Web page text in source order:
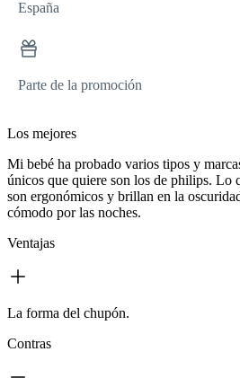
España
Parte de la promoción
Los mejores
Mi bebé ha probado varios tipos y
únicos que quiere son los de philips. Lo
son ergonómicos y brillan en la
cómodo por las noches.
Ventajas
La forma del chupón.
Contras